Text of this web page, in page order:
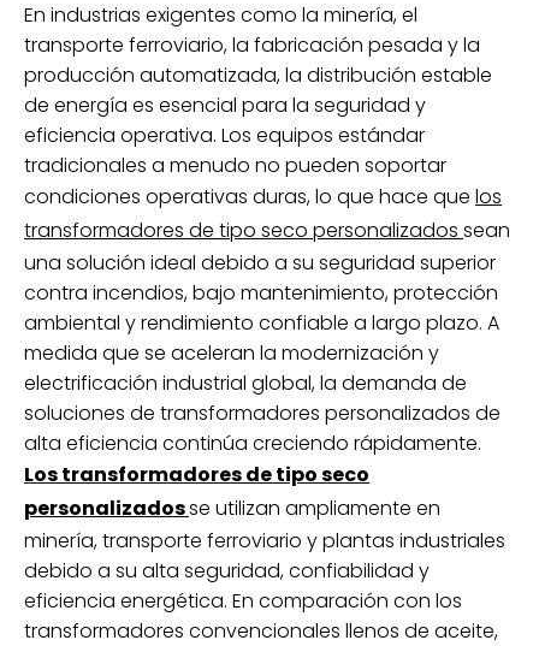
En industrias exigentes como la minería, el
transporte ferroviario, la fabricación pesada y la
producción automatizada, la distribución estable
de energía es esencial para la seguridad y
eficiencia operativa. Los equipos estándar
tradicionales a menudo no pueden soportar
condiciones operativas duras, lo que hace que los
transformadores de tipo seco personalizados sean
una solución ideal debido a su seguridad superior
contra incendios, bajo mantenimiento, protección
ambiental y rendimiento confiable a largo plazo. A
medida que se aceleran la modernización y
electrificación industrial global, la demanda de
soluciones de transformadores personalizados de
alta eficiencia continúa creciendo rápidamente.
Los transformadores de tipo seco
personalizadosse utilizan ampliamente en
minería, transporte ferroviario y plantas industriales
debido a su alta seguridad, confiabilidad y
eficiencia energética. En comparación con los
transformadores convencionales llenos de aceite,